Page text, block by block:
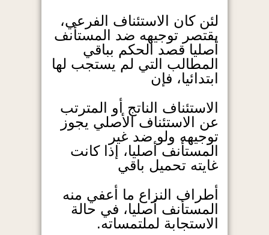
لئن كان الاستئناف الفرعي،
يقتصر توجيهه ضد المستأنف
أصليا قصد الحكم بباقي
المطالب التي لم يستجب لها
ابتدائيا، فإن
الاستئناف الناتج أو المترتب
عن الاستئناف الأصلي يجوز
توجيهه ولو ضد غير
المستأنف أصليا، إذا كانت
غايته تحميل باقي
أطراف النزاع ما أعفي منه
المستأنف أصليا، في حالة
الاستجابة لملتمساته.